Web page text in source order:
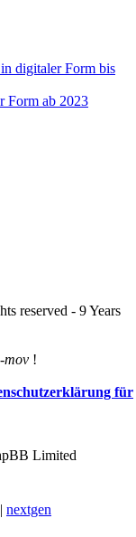
digitaler Form bis
Form ab 2023
reserved - 9 Years
mov !
für
Limited
| nextgen